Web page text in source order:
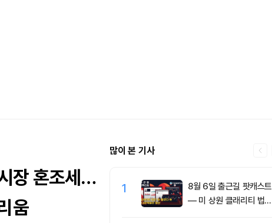
장 혼조세…
움
많이 본 기사
1
8월 6일 출근길 팟캐스트
— 미 상원 클래리티 법안